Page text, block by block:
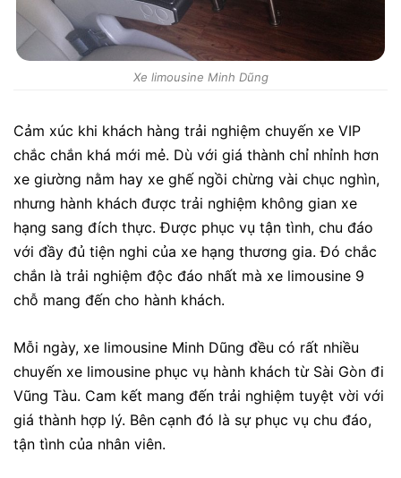
Xe limousine Minh Dũng
Cảm xúc khi khách hàng trải nghiệm chuyến xe VIP
chắc chắn khá mới mẻ. Dù với giá thành chỉ nhỉnh hơn
xe giường nằm hay xe ghế ngồi chừng vài chục nghìn,
nhưng hành khách được trải nghiệm không gian xe
hạng sang đích thực. Được phục vụ tận tình, chu đáo
với đầy đủ tiện nghi của xe hạng thương gia. Đó chắc
chắn là trải nghiệm độc đáo nhất mà xe limousine 9
chỗ mang đến cho hành khách.
Mỗi ngày, xe limousine Minh Dũng đều có rất nhiều
chuyến xe limousine phục vụ hành khách từ Sài Gòn đi
Vũng Tàu. Cam kết mang đến trải nghiệm tuyệt vời với
giá thành hợp lý. Bên cạnh đó là sự phục vụ chu đáo,
tận tình của nhân viên.